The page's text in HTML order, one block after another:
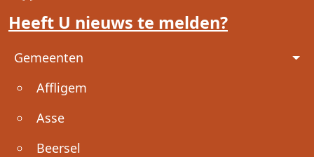
Heeft U nieuws te melden?
Voet
Gemeenten
Affligem
Asse
Beersel